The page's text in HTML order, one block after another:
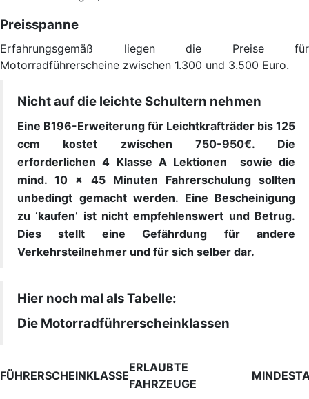
Preisspanne
Erfahrungsgemäß liegen die Preise für
Motorradführerscheine zwischen 1.300 und 3.500 Euro.
Nicht auf die leichte Schultern nehmen
Eine B196-Erweiterung für Leichtkrafträder bis 125
ccm kostet zwischen 750-950€. Die
erforderlichen 4 Klasse A Lektionen sowie die
mind. 10 x 45 Minuten Fahrerschulung sollten
unbedingt gemacht werden. Eine Bescheinigung
zu ‘kaufen’ ist nicht empfehlenswert und Betrug.
Dies stellt eine Gefährdung für andere
Verkehrsteilnehmer und für sich selber dar.
Hier noch mal als Tabelle:
Die Motorradführerscheinklassen
FÜHRERSCHEINKLASSE
ERLAUBTE
FAHRZEUGE